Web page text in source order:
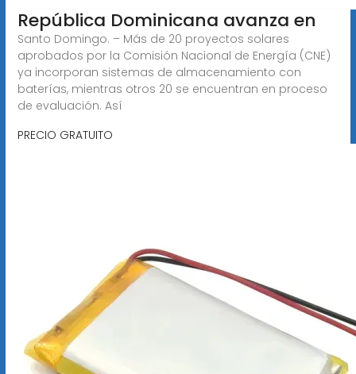
República Dominicana avanza en
Santo Domingo. – Más de 20 proyectos solares
aprobados por la Comisión Nacional de Energía (CNE)
ya incorporan sistemas de almacenamiento con
baterías, mientras otros 20 se encuentran en proceso
de evaluación. Así
PRECIO GRATUITO